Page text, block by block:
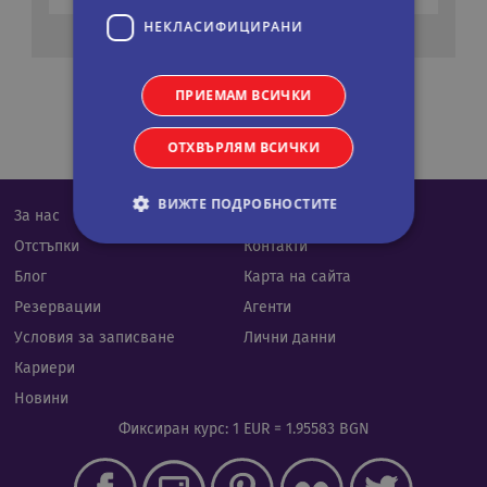
За нас
Отстъпки
Блог
Резервации
Условия за записване
Контакти
Карта на сайта
Агенти
Лични данни
Кариери
Новини
Фиксиран курс: 1 EUR = 1.95583 BGN
НЕКЛАСИФИЦИРАНИ
ПРИЕМАМ ВСИЧКИ
ОТХВЪРЛЯМ ВСИЧКИ
ВИЖТЕ ПОДРОБНОСТИТЕ
Строго необходими
Статистически
Функционални
Некласифицирани
потребителско влизане и управление на
акаунта. Уебсайтът не може да се използва
правилно без строго необходими бисквитки.